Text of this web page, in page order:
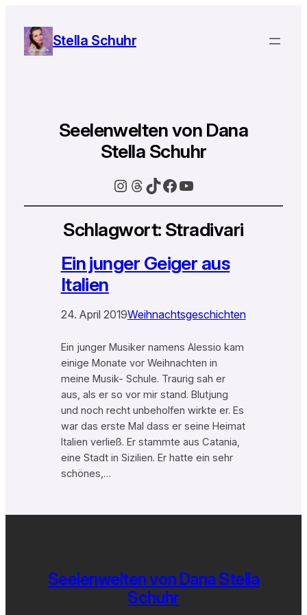
Stella Schuhr
Seelenwelten von Dana
Stella Schuhr
Instagram
Threads
TikTok
Facebook
YouTube
Schlagwort: Stradivari
Ein junger Geiger aus
Italien
24. April 2019Weihnachtsgeschichten
Ein junger Musiker namens Alessio kam
einige Monate vor Weihnachten in
meine Musik- Schule. Traurig sah er
aus, als er so vor mir stand. Blutjung
und noch recht unbeholfen wirkte er. Es
war das erste Mal dass er seine Heimat
Italien verließ. Er stammte aus Catania,
eine Stadt in Sizilien. Er hatte ein sehr
schönes,…
Seelenwelten von Dana Stella
Schuhr